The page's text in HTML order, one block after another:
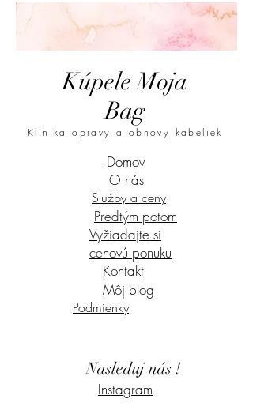
Kúpele Moja
Bag
Klinika opravy a obnovy kabeliek
Domov
O nás
Služby a ceny
Predtým potom
Vyžiadajte si
cenovú ponuku
Kontakt
Môj blog
Podmienky
Nasleduj nás !
Instagram